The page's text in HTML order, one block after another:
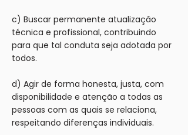
c) Buscar permanente atualização
técnica e profissional, contribuindo
para que tal conduta seja adotada por
todos.
d) Agir de forma honesta, justa, com
disponibilidade e atenção a todas as
pessoas com as quais se relaciona,
respeitando diferenças individuais.